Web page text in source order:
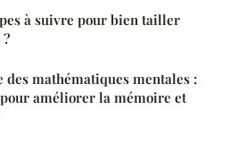
à suivre pour bien tailler
des mathématiques mentales :
améliorer la mémoire et